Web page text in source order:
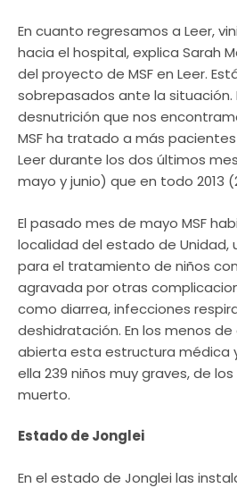
En cuanto regresamos a Leer,
hacia el hospital, explica Sarah
del proyecto de MSF en Leer.
sobrepasados ante la situación.
desnutrición que nos
MSF ha tratado a más
Leer durante los dos últimos
mayo y junio) que en todo 2013
El pasado mes de mayo MSF
localidad del estado de Unidad,
para el tratamiento de niños
agravada por otras
como diarrea, infecciones
deshidratación. En los menos
abierta esta estructura médica
ella 239 niños muy graves, de
muerto.
Estado de Jonglei
En el estado de Jonglei las